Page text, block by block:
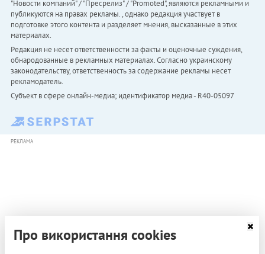
"Новости компаний" / "Пресрелиз" / "Promoted", являются рекламными и
публикуются на правах рекламы. , однако редакция участвует в
подготовке этого контента и разделяет мнения, высказанные в этих
материалах.
Редакция не несет ответственности за факты и оценочные суждения,
обнародованные в рекламных материалах. Согласно украинскому
законодательству, ответственность за содержание рекламы несет
рекламодатель.
Субъект в сфере онлайн-медиа; идентификатор медиа - R40-05097
РЕКЛАМА
Про використання cookies